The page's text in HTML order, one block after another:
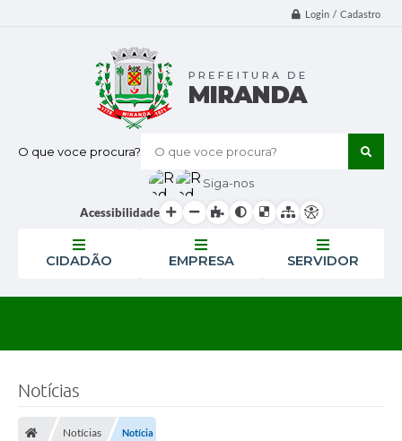
Login / Cadastro
O que voce procura?
Siga-nos
Acessibilidade
CIDADÃO EMPRESA SERVIDOR
Notícias
Notícias Notícia